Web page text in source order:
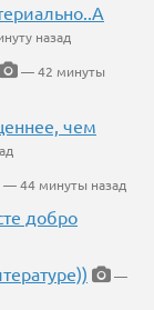
назад
— 42 минуты
чем
— 44 минуты назад
добро
—